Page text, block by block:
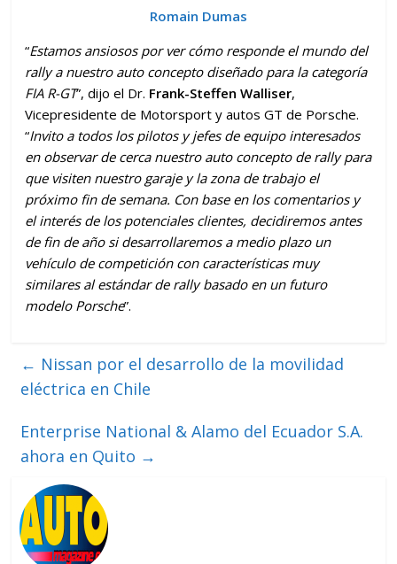
Romain Dumas
“Estamos ansiosos por ver cómo responde el mundo del
rally a nuestro auto concepto diseñado para la categoría
FIA R-GT”, dijo el Dr. Frank-Steffen Walliser,
Vicepresidente de Motorsport y autos GT de Porsche.
“Invito a todos los pilotos y jefes de equipo interesados
en observar de cerca nuestro auto concepto de rally para
que visiten nuestro garaje y la zona de trabajo el
próximo fin de semana. Con base en los comentarios y
el interés de los potenciales clientes, decidiremos antes
de fin de año si desarrollaremos a medio plazo un
vehículo de competición con características muy
similares al estándar de rally basado en un futuro
modelo Porsche”.
← Nissan por el desarrollo de la movilidad
eléctrica en Chile
Enterprise National & Alamo del Ecuador S.A.
ahora en Quito →